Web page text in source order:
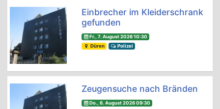
Einbrecher im Kleiderschrank
gefunden
Fr., 7. August 2026 10:30
Düren
Polizei
Zeugensuche nach Bränden
Do., 6. August 2026 09:30